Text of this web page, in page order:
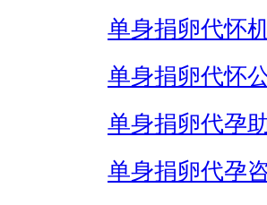
单身捐卵代怀
单身捐卵代怀
单身捐卵代孕
单身捐卵代孕